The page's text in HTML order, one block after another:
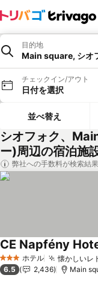
目的地
Main square, シオ
チェックイン/アウト
日付を選択
並べ替え
シオフォク、
ー)周辺の宿泊施
弊社への手数料が検索結
3 ホテルのランク
ホテル 懐かしいレ
CE Napfény
6.5 2,436 Main